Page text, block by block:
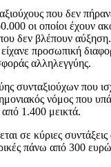
που δεν
οι οποίοι έχουν
δεν βλέπουν
είχανε προσωπική
αλληλεγγύης.
συνταξιούχων που
νόμος που
1.400 μεικτά.
σε κύριες
πάνω από 300